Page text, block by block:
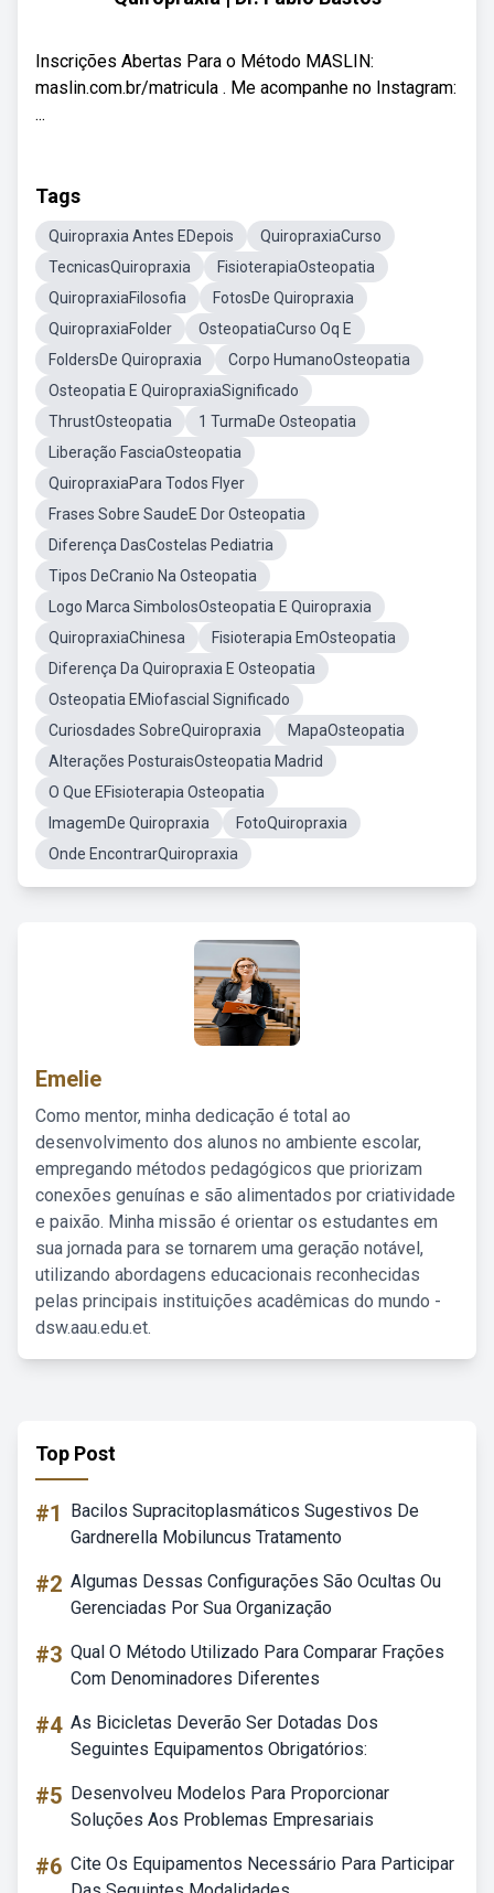
Inscrições Abertas Para o Método MASLIN:
maslin.com.br/matricula . Me acompanhe no Instagram:
...
Tags
Quiropraxia Antes EDepois
QuiropraxiaCurso
TecnicasQuiropraxia
FisioterapiaOsteopatia
QuiropraxiaFilosofia
FotosDe Quiropraxia
QuiropraxiaFolder
OsteopatiaCurso Oq E
FoldersDe Quiropraxia
Corpo HumanoOsteopatia
Osteopatia E QuiropraxiaSignificado
ThrustOsteopatia
1 TurmaDe Osteopatia
Liberação FasciaOsteopatia
QuiropraxiaPara Todos Flyer
Frases Sobre SaudeE Dor Osteopatia
Diferença DasCostelas Pediatria
Tipos DeCranio Na Osteopatia
Logo Marca SimbolosOsteopatia E Quiropraxia
QuiropraxiaChinesa
Fisioterapia EmOsteopatia
Diferença Da Quiropraxia E Osteopatia
Osteopatia EMiofascial Significado
Curiosdades SobreQuiropraxia
MapaOsteopatia
Alterações PosturaisOsteopatia Madrid
O Que EFisioterapia Osteopatia
ImagemDe Quiropraxia
FotoQuiropraxia
Onde EncontrarQuiropraxia
Emelie
Como mentor, minha dedicação é total ao
desenvolvimento dos alunos no ambiente escolar,
empregando métodos pedagógicos que priorizam
conexões genuínas e são alimentados por criatividade
e paixão. Minha missão é orientar os estudantes em
sua jornada para se tornarem uma geração notável,
utilizando abordagens educacionais reconhecidas
pelas principais instituições acadêmicas do mundo -
dsw.aau.edu.et.
Top Post
#1
Bacilos Supracitoplasmáticos Sugestivos De
Gardnerella Mobiluncus Tratamento
#2 Algumas Dessas Configurações São Ocultas Ou
Gerenciadas Por Sua Organização
#3 Qual O Método Utilizado Para Comparar Frações
Com Denominadores Diferentes
#4 As Bicicletas Deverão Ser Dotadas Dos
Seguintes Equipamentos Obrigatórios:
#5 Desenvolveu Modelos Para Proporcionar
Soluções Aos Problemas Empresariais
#6 Cite Os Equipamentos Necessário Para Participar